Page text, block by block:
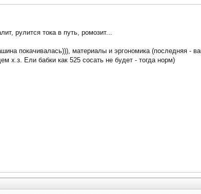
рулится тока в путь, ромозит...
покачивалась))), материалы и эргономика (последняя -
х.з. Ели бабки как 525 сосать не будет - тогда норм)